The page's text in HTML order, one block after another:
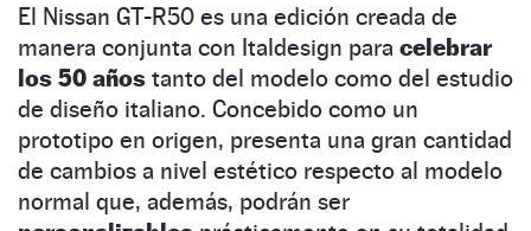
El Nissan GT-R50 es una edición creada de
manera conjunta con Italdesign para celebrar
los 50 años tanto del modelo como del estudio
de diseño italiano. Concebido como un
prototipo en origen, presenta una gran cantidad
de cambios a nivel estético respecto al modelo
normal que, además, podrán ser